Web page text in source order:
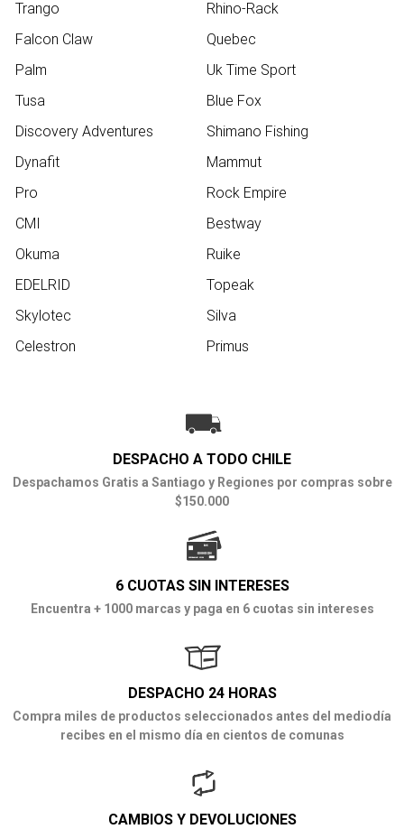
Trango
Rhino-Rack
Falcon Claw
Quebec
Palm
Uk Time Sport
Tusa
Blue Fox
Discovery Adventures
Shimano Fishing
Dynafit
Mammut
Pro
Rock Empire
CMI
Bestway
Okuma
Ruike
EDELRID
Topeak
Skylotec
Silva
Celestron
Primus
DESPACHO A TODO CHILE
Despachamos Gratis a Santiago y Regiones por compras sobre
$150.000
6 CUOTAS SIN INTERESES
Encuentra + 1000 marcas y paga en 6 cuotas sin intereses
DESPACHO 24 HORAS
Compra miles de productos seleccionados antes del mediodía
recibes en el mismo día en cientos de comunas
CAMBIOS Y DEVOLUCIONES